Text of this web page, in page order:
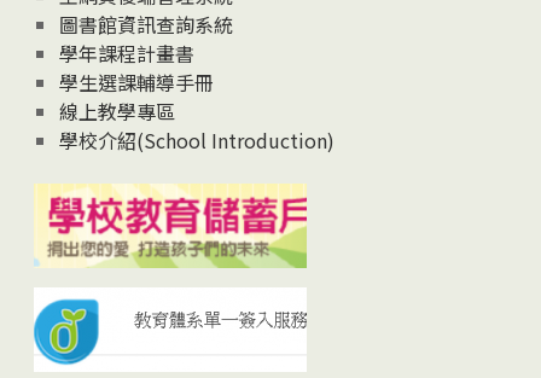
圖書館資訊查詢系統
學年課程計畫書
學生選課輔導手冊
線上教學專區
學校介紹(School Introduction)